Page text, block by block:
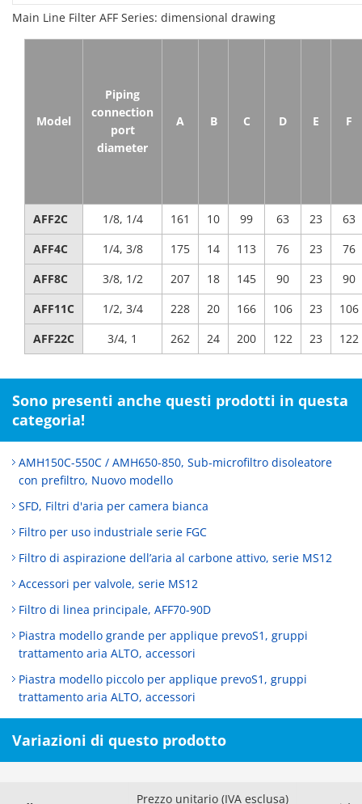
Main Line Filter AFF Series: dimensional drawing
Model
Piping
connection
port
diameter
A B C D E F
AFF2C 1/8, 1/4 161 10 99 63 23
63
AFF4C
1/4, 3/8 175 14 113 76 23
76
AFF8C
3/8, 1/2 207 18 145 90 23
90
AFF11C
1/2, 3/4 228 20 166 106 23
106
AFF22C
3/4, 1 262 24 200 122 23 122
Sono presenti anche questi prodotti in questa
categoria!
AMH150C-550C / AMH650-850, Sub-microfiltro disoleatore
con prefiltro, Nuovo modello
SFD, Filtri d'aria per camera bianca
Filtro per uso industriale serie FGC
Filtro di aspirazione dell’aria al carbone attivo, serie MS12
Accessori per valvole, serie MS12
Filtro di linea principale, AFF70-90D
Piastra modello grande per applique prevoS1, gruppi
trattamento aria ALTO, accessori
Piastra modello piccolo per applique prevoS1, gruppi
trattamento aria ALTO, accessori
Variazioni di questo prodotto
Prezzo unitario (IVA esclusa)